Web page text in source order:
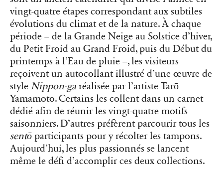
vingt-quatre étapes correspondant aux subtiles
évolutions du climat et de la nature. À chaque
période – de la Grande Neige au Solstice d’hiver,
du Petit Froid au Grand Froid, puis du Début du
printemps à l’Eau de pluie –, les visiteurs
reçoivent un autocollant illustré d’une œuvre de
style Nippon-ga réalisée par l’artiste Tarō
Yamamoto. Certains les collent dans un carnet
dédié afin de réunir les vingt-quatre motifs
saisonniers. D’autres préfèrent parcourir tous les
sentō participants pour y récolter les tampons.
Aujourd’hui, les plus passionnés se lancent
même le défi d’accomplir ces deux collections.